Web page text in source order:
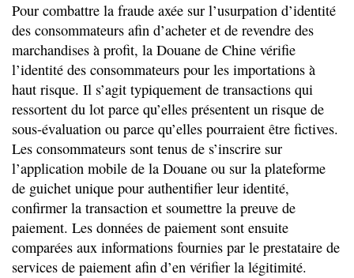
Pour combattre la fraude axée sur l’usurpation d’identité
des consommateurs afin d’acheter et de revendre des
marchandises à profit, la Douane de Chine vérifie
l’identité des consommateurs pour les importations à
haut risque. Il s’agit typiquement de transactions qui
ressortent du lot parce qu’elles présentent un risque de
sous-évaluation ou parce qu’elles pourraient être fictives.
Les consommateurs sont tenus de s’inscrire sur
l’application mobile de la Douane ou sur la plateforme
de guichet unique pour authentifier leur identité,
confirmer la transaction et soumettre la preuve de
paiement. Les données de paiement sont ensuite
comparées aux informations fournies par le prestataire de
services de paiement afin d’en vérifier la légitimité.